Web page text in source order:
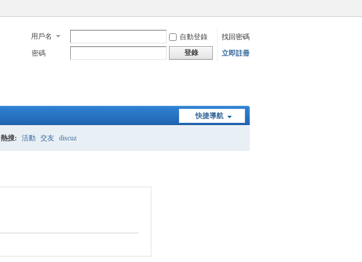
用戶名 自動登錄
找回密碼
密碼
登錄 立即註冊
快捷導航
熱搜: 活動 交友 discuz